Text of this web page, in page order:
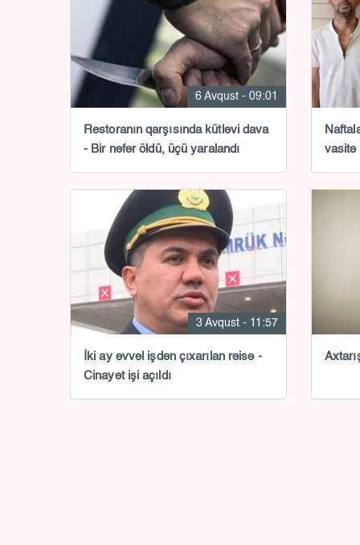
6 Avqust - 09:01
Restoranın qarşısında kütləvi dava
- Bir nəfər öldü, üçü yaralandı
vasitə
3 Avqust - 11:57
İki ay əvvəl işdən çıxarılan rəisə -
Cinayət işi açıldı